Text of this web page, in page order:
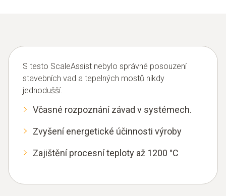
S testo ScaleAssist nebylo správné posouzení
stavebních vad a tepelných mostů nikdy
jednodušší.
Včasné rozpoznání závad v systémech.
Zvyšení energetické účinnosti výroby
Zajištění procesní teploty až 1200 °C